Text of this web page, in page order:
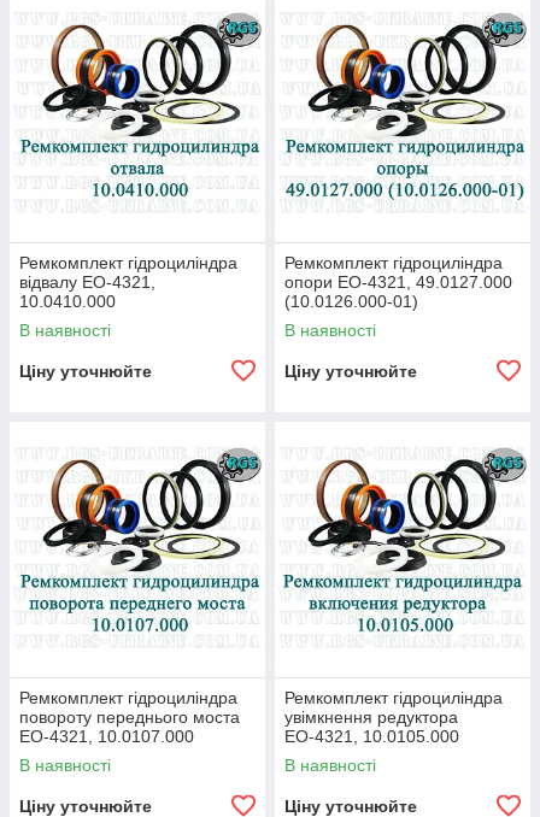
Ремкомплект гідроциліндра
відвалу ЕО-4321,
10.0410.000
В наявності
Ціну уточнюйте
Ремкомплект гідроциліндра
опори ЕО-4321, 49.0127.000
(10.0126.000-01)
В наявності
Ціну уточнюйте
Ремкомплект гідроциліндра
повороту переднього моста
ЕО-4321, 10.0107.000
В наявності
Ціну уточнюйте
Ремкомплект гідроциліндра
увімкнення редуктора
ЕО-4321, 10.0105.000
В наявності
Ціну уточнюйте